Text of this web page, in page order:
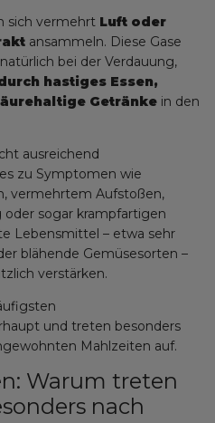
sich vermehrt Luft oder
ansammeln. Diese Gase
bei der Verdauung,
hastiges Essen,
Getränke in den
ausreichend
zu Symptomen wie
vermehrtem Aufstoßen,
sogar krampfartigen
Lebensmittel – etwa sehr
blähende Gemüsesorten –
verstärken.
und treten besonders
Mahlzeiten auf.
Warum treten
nach